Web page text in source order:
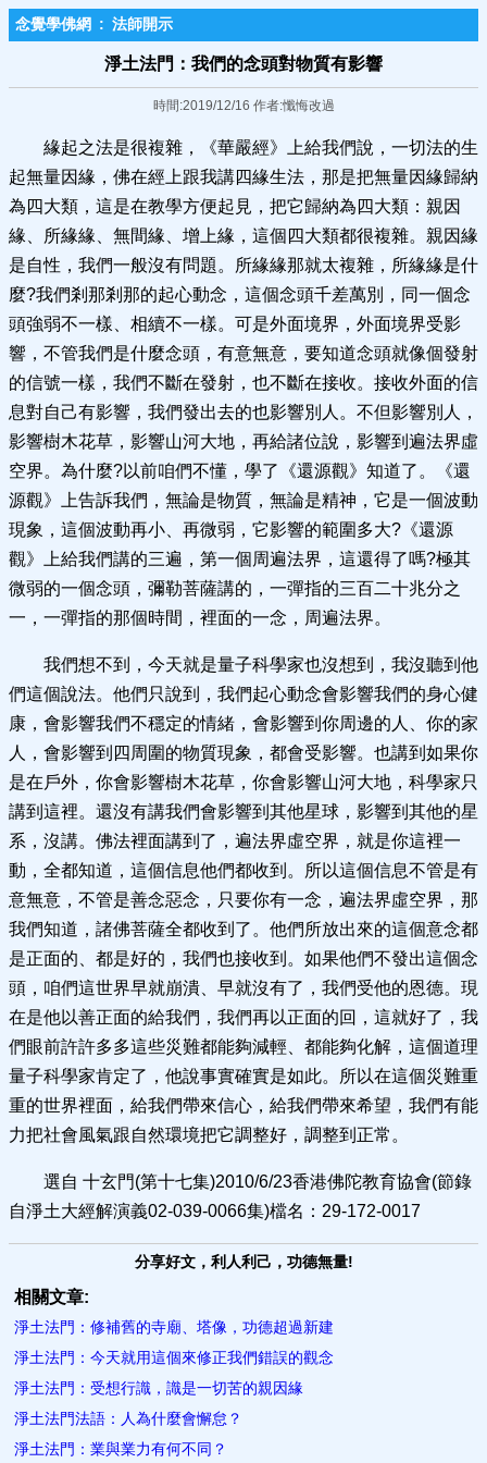
念覺學佛網 : 法師開示
淨土法門：我們的念頭對物質有影響
時間:2019/12/16 作者:懺悔改過
緣起之法是很複雜，《華嚴經》上給我們說，一切法的生
起無量因緣，佛在經上跟我講四緣生法，那是把無量因緣歸納
為四大類，這是在教學方便起見，把它歸納為四大類：親因
緣、所緣緣、無間緣、增上緣，這個四大類都很複雜。親因緣
是自性，我們一般沒有問題。所緣緣那就太複雜，所緣緣是什
麼?我們剎那剎那的起心動念，這個念頭千差萬別，同一個念
頭強弱不一樣、相續不一樣。可是外面境界，外面境界受影
響，不管我們是什麼念頭，有意無意，要知道念頭就像個發射
的信號一樣，我們不斷在發射，也不斷在接收。接收外面的信
息對自己有影響，我們發出去的也影響別人。不但影響別人，
影響樹木花草，影響山河大地，再給諸位說，影響到遍法界虛
空界。為什麼?以前咱們不懂，學了《還源觀》知道了。《還
源觀》上告訴我們，無論是物質，無論是精神，它是一個波動
現象，這個波動再小、再微弱，它影響的範圍多大?《還源
觀》上給我們講的三遍，第一個周遍法界，這還得了嗎?極其
微弱的一個念頭，彌勒菩薩講的，一彈指的三百二十兆分之
一，一彈指的那個時間，裡面的一念，周遍法界。
我們想不到，今天就是量子科學家也沒想到，我沒聽到他
們這個說法。他們只說到，我們起心動念會影響我們的身心健
康，會影響我們不穩定的情緒，會影響到你周邊的人、你的家
人，會影響到四周圍的物質現象，都會受影響。也講到如果你
是在戶外，你會影響樹木花草，你會影響山河大地，科學家只
講到這裡。還沒有講我們會影響到其他星球，影響到其他的星
系，沒講。佛法裡面講到了，遍法界虛空界，就是你這裡一
動，全都知道，這個信息他們都收到。所以這個信息不管是有
意無意，不管是善念惡念，只要你有一念，遍法界虛空界，那
我們知道，諸佛菩薩全都收到了。他們所放出來的這個意念都
是正面的、都是好的，我們也接收到。如果他們不發出這個念
頭，咱們這世界早就崩潰、早就沒有了，我們受他的恩德。現
在是他以善正面的給我們，我們再以正面的回，這就好了，我
們眼前許許多多這些災難都能夠減輕、都能夠化解，這個道理
量子科學家肯定了，他說事實確實是如此。所以在這個災難重
重的世界裡面，給我們帶來信心，給我們帶來希望，我們有能
力把社會風氣跟自然環境把它調整好，調整到正常。
選自 十玄門(第十七集)2010/6/23香港佛陀教育協會(節錄
自淨土大經解演義02-039-0066集)檔名：29-172-0017
分享好文，利人利己，功德無量!
相關文章:
淨土法門：修補舊的寺廟、塔像，功德超過新建
淨土法門：今天就用這個來修正我們錯誤的觀念
淨土法門：受想行識，識是一切苦的親因緣
淨土法門法語：人為什麼會懈怠？
淨土法門：業與業力有何不同？